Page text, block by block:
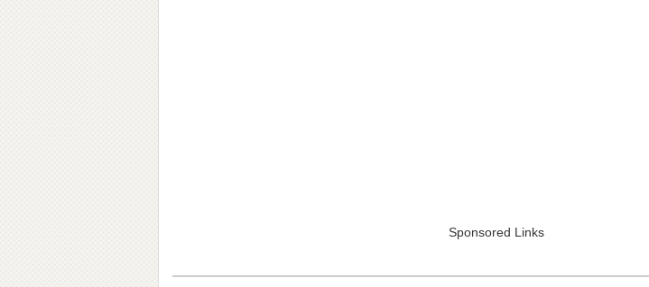
Sponsored Links